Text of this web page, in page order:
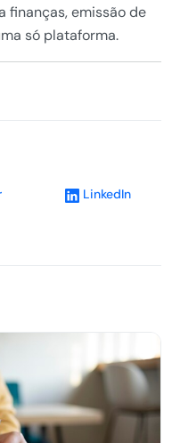
finanças, emissão de
só plataforma.
LinkedIn